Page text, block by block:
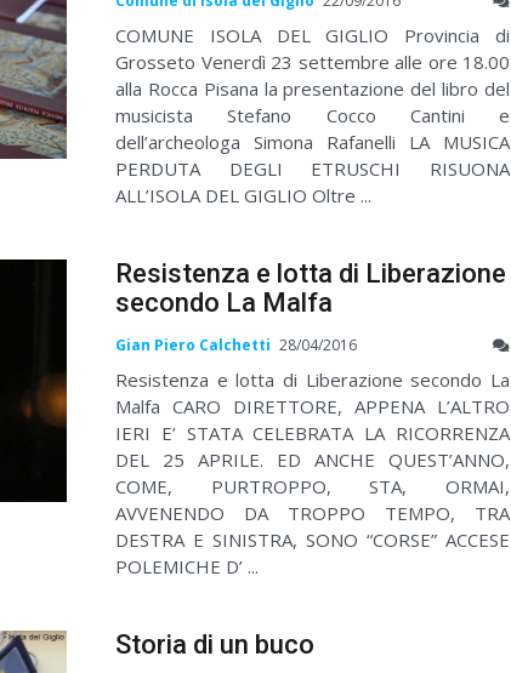
COMUNE ISOLA DEL GIGLIO Provincia di
Grosseto Venerdì 23 settembre alle ore 18.00
alla Rocca Pisana la presentazione del libro del
musicista Stefano Cocco Cantini e
dell’archeologa Simona Rafanelli LA MUSICA
PERDUTA DEGLI ETRUSCHI RISUONA
ALL’ISOLA DEL GIGLIO Oltre ...
Resistenza e lotta di Liberazione
secondo La Malfa
Gian Piero Calchetti 28/04/2016
Resistenza e lotta di Liberazione secondo La
Malfa CARO DIRETTORE, APPENA L’ALTRO
IERI E’ STATA CELEBRATA LA RICORRENZA
DEL 25 APRILE. ED ANCHE QUEST’ANNO,
COME, PURTROPPO, STA, ORMAI,
AVVENENDO DA TROPPO TEMPO, TRA
DESTRA E SINISTRA, SONO “CORSE” ACCESE
POLEMICHE D’ ...
Storia di un buco